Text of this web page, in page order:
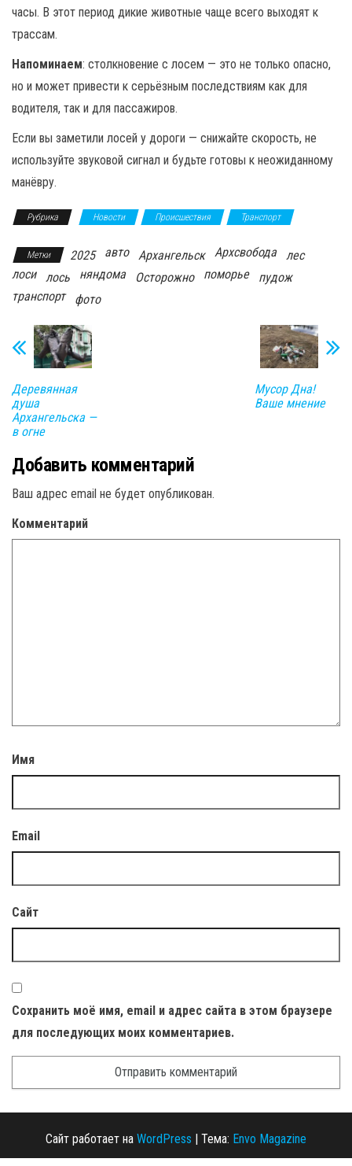
часы. В этот период дикие животные чаще всего выходят к
трассам.
Напоминаем: столкновение с лосем — это не только опасно,
но и может привести к серьёзным последствиям как для
водителя, так и для пассажиров.
Если вы заметили лосей у дороги — снижайте скорость, не
используйте звуковой сигнал и будьте готовы к неожиданному
манёвру.
Рубрика Новости Происшествия Транспорт
Метки 2025 авто Архангельск Архсвобода
лес
лоси
лось няндома Осторожно поморье
пудож
транспорт
фото
Деревянная
душа
Архангельска —
в огне
Мусор Дна!
Ваше мнение
Добавить комментарий
Ваш адрес email не будет опубликован.
Комментарий
Имя
Email
Сайт
Сохранить моё имя, email и адрес сайта в этом браузере
для последующих моих комментариев.
Сайт работает на WordPress Тема: Envo Magazine